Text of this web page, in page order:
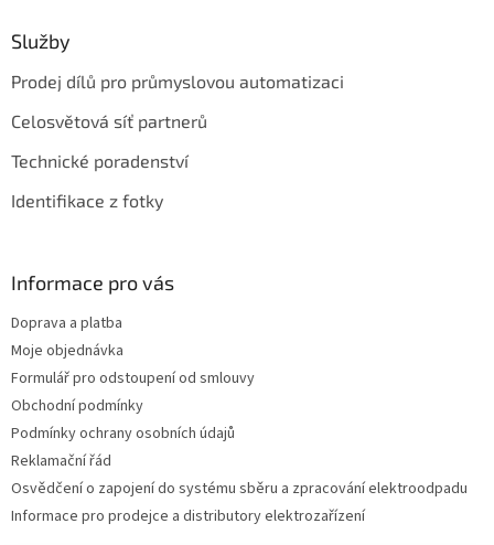
Služby
Prodej dílů pro průmyslovou automatizaci
Celosvětová síť partnerů
Technické poradenství
Identifikace z fotky
Informace pro vás
Doprava a platba
Moje objednávka
Formulář pro odstoupení od smlouvy
Obchodní podmínky
Podmínky ochrany osobních údajů
Reklamační řád
Osvědčení o zapojení do systému sběru a zpracování elektroodpadu
Informace pro prodejce a distributory elektrozařízení